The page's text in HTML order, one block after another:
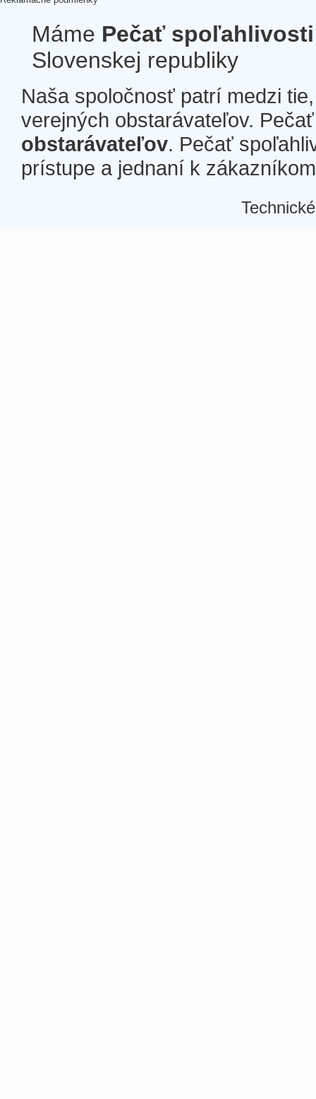
Máme Pečať spoľahlivosti
Slovenskej republiky
Naša spoločnosť patrí medzi
verejných obstarávateľov.
obstarávateľov. Pečať
prístupe a jednaní k